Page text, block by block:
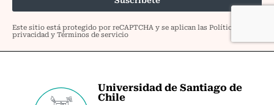
Universidad de Santiago de
Chile